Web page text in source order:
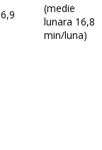
6,9
(medie
lunara 16,8
min/luna)